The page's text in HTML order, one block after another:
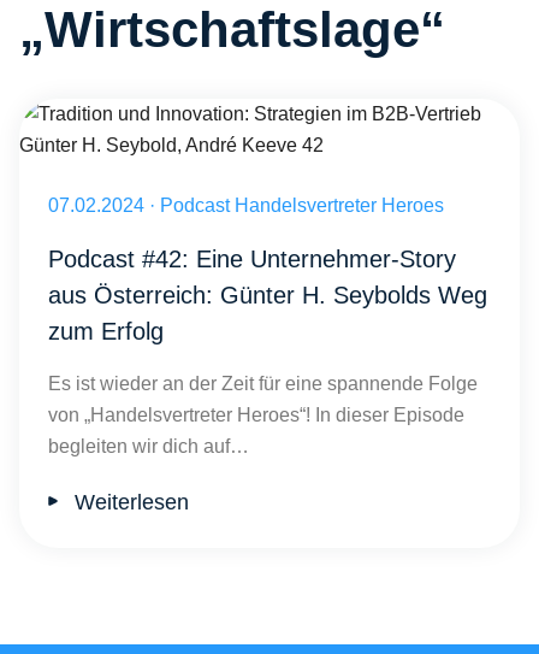
„Wirtschaftslage“
Veröffentlicht am 07.02.2024
07.02.2024 · Podcast Handelsvertreter Heroes
Podcast #42: Eine Unternehmer-Story
aus Österreich: Günter H. Seybolds Weg
zum Erfolg
Es ist wieder an der Zeit für eine spannende Folge
von „Handelsvertreter Heroes“! In dieser Episode
begleiten wir dich auf…
Weiterlesen